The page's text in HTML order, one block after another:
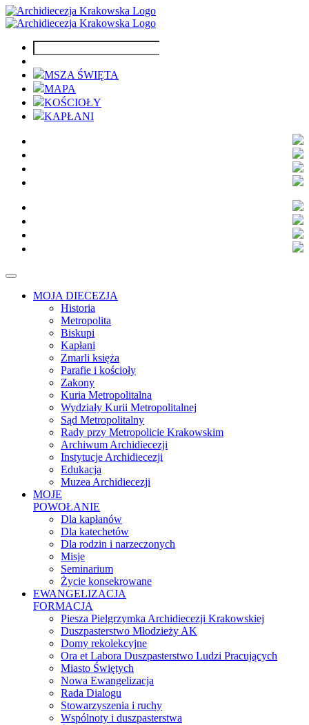
MSZA ŚWIĘTA
MAPA
KOŚCIOŁY
KAPŁANI
MOJA DIECEZJA
Historia
Metropolita
Biskupi
Kapłani
Zmarli księża
Parafie i kościoły
Zakony
Kuria Metropolitalna
Wydziały Kurii Metropolitalnej
Sąd Metropolitalny
Rady przy Metropolicie Krakowskim
Archiwum Archidiecezji
Instytucje Archidiecezji
Edukacja
Muzea Archidiecezji
MOJE
POWOŁANIE
Dla kapłanów
Dla katechetów
Dla rodzin i narzeczonych
Misje
Seminarium
Życie konsekrowane
EWANGELIZACJA
FORMACJA
Piesza Pielgrzymka Archidiecezji Krakowskiej
Duszpasterstwo Młodzieży AK
Domy rekolekcyjne
Ora et Labora Duszpasterstwo Ludzi Pracujących
Miasto Świętych
Nowa Ewangelizacja
Rada Dialogu
Stowarzyszenia i ruchy
Wspólnoty i duszpasterstwa